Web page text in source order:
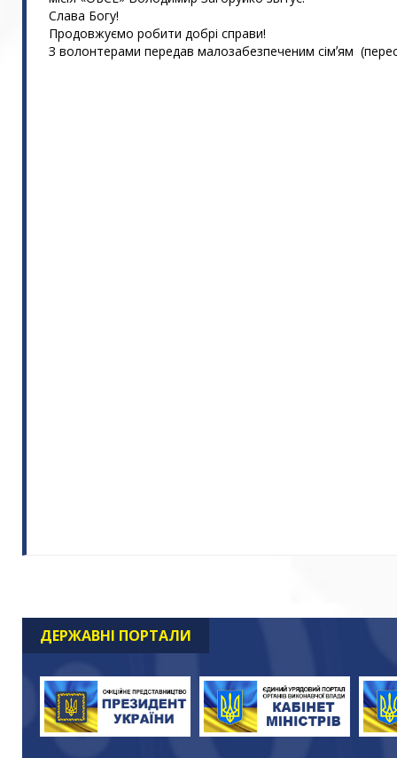
Слава Богу!
Продовжуємо робити добрі справи!
З волонтерами передав малозабезпеченим сімʼям
ДЕРЖАВНІ ПОРТАЛИ